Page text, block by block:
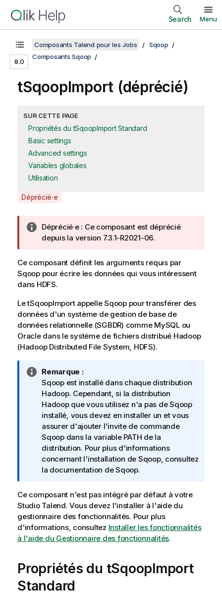
Search Menu
8.0
Composants Talend pour les Jobs
Sqoop
Composants Sqoop
tSqoopImport (déprécié)
SUR CETTE PAGE
Propriétés du tSqoopImport Standard
Basic settings
Advanced settings
Variables globales
Utilisation
A
a
a
b
i
l
t
y
-
n
o
t
Déprécié·e
N
o
e
I
n
o
r
m
a
t
o
n
s
Déprécié·e : Ce composant est déprécié
depuis la version 7.3.1-R2021-06.
Ce composant définit les arguments requis par
Sqoop pour écrire les données qui vous intéressent
dans HDFS.
LetSqoopImportappelle Sqoop pour transférer des
données d'un système de gestion de base de
données relationnelle (SGBDR) comme MySQL ou
Oracle dans le système de fichiers distribué Hadoop
(Hadoop Distributed File System, HDFS).
N
o
t
e
I
n
f
o
r
m
t
i
o
n
s
Remarque :
Sqoop est installé dans chaque distribution
Hadoop. Cependant, si la distribution
Hadoop que vous utilisez n'a pas de Sqoop
installé, vous devez en installer un et vous
assurer d'ajouter l'invite de commande
Sqoop dans la variable PATH de la
distribution. Pour plus d'informations
concernant l'installation de Sqoop, consultez
la documentation de Sqoop.
Ce composant n'est pas intégré par défaut à votre
Studio Talend. Vous devez l'installer à l'aide du
gestionnaire des fonctionnalités. Pour plus
d'informations, consultez Installer les fonctionnalités
à l'aide du Gestionnaire des fonctionnalités.
Propriétés du tSqoopImport
Standard